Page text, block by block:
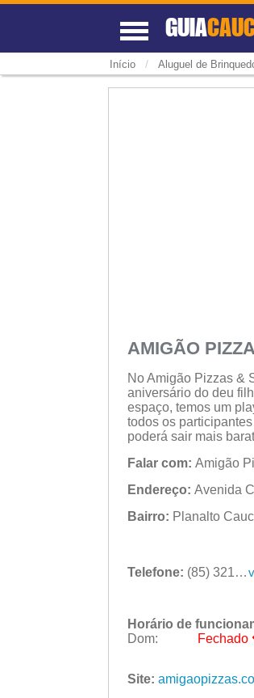
GUIA
Início / Aluguel de
AMIGÃO
No Amigão Pizzas &
aniversário do deu
espaço, temos um
todos os
poderá sair mais
Falar com: Amigão
Endereço: Avenida
Bairro: Planalto
Telefone: (85) 3213-3320
Horário de
Dom:
Fechado
Ter:
09:00 -
Site: